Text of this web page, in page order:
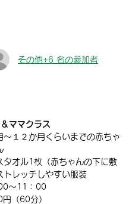
その他+6 名の参加者
ママクラス
～１２か月くらいまでの赤ちゃ
タオル1枚（赤ちゃんの下に敷
トレッチしやすい服装
～11：00
（60分）​